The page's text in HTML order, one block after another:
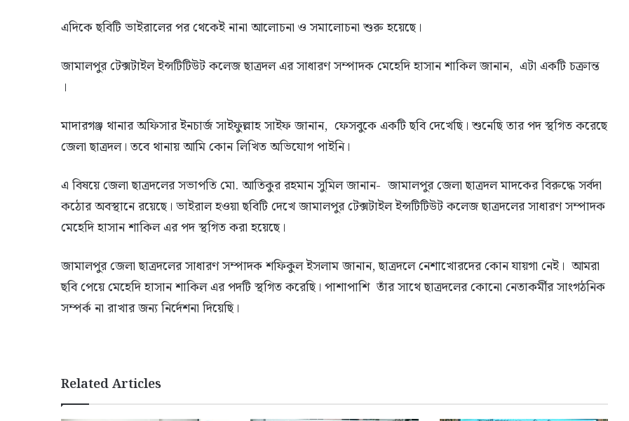
এদিকে ছবিটি ভাইরালের পর থেকেই নানা আলোচনা ও সমালোচনা শুরু হয়েছে।
জামালপুর টেক্সটাইল ইন্সটিটিউট কলেজ ছাত্রদল এর সাধারণ সম্পাদক মেহেদি হাসান শাকিল জানান, এটা একটি চক্রান্ত
।
মাদারগঞ্জ থানার অফিসার ইনচার্জ সাইফুল্লাহ সাইফ জানান, ফেসবুকে একটি ছবি দেখেছি। শুনেছি তার পদ স্থগিত করেছে
জেলা ছাত্রদল। তবে থানায় আমি কোন লিখিত অভিযোগ পাইনি।
এ বিষয়ে জেলা ছাত্রদলের সভাপতি মো. আতিকুর রহমান সুমিল জানান- জামালপুর জেলা ছাত্রদল মাদকের বিরুদ্ধে সর্বদা
কঠোর অবস্থানে রয়েছে। ভাইরাল হওয়া ছবিটি দেখে জামালপুর টেক্সটাইল ইন্সটিটিউট কলেজ ছাত্রদলের সাধারণ সম্পাদক
মেহেদি হাসান শাকিল এর পদ স্থগিত করা হয়েছে।
জামালপুর জেলা ছাত্রদলের সাধারণ সম্পাদক শফিকুল ইসলাম জানান, ছাত্রদলে নেশাখোরদের কোন যায়গা নেই। আমরা
ছবি পেয়ে মেহেদি হাসান শাকিল এর পদটি স্থগিত করেছি। পাশাপাশি তাঁর সাথে ছাত্রদলের কোনো নেতাকর্মীর সাংগঠনিক
সম্পর্ক না রাখার জন্য নির্দেশনা দিয়েছি।
Related Articles